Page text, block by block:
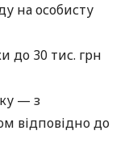
на особисту
до 30 тис. грн
— з
відповідно до